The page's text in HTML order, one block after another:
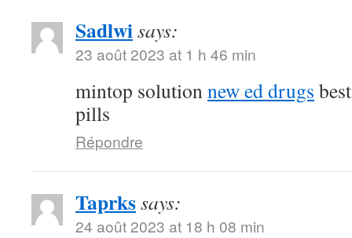
Sadlwisays:
23 août 2023 at 1 h 46 min
mintop solutionnew ed drugs
pills
Répondre
Taprkssays:
24 août 2023 at 18 h 08 min